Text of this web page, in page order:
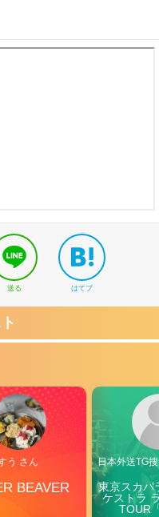
送る はてブ
う さん
BEAVER
日本外送TG
東京スカパ
ケストラ
TOUR